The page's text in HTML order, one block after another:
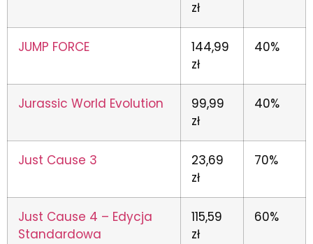
zł
JUMP FORCE
144,99
zł
40%
Jurassic World Evolution
99,99
zł
40%
Just Cause 3
23,69
zł
70%
Just Cause 4 – Edycja
Standardowa
115,59
zł
60%